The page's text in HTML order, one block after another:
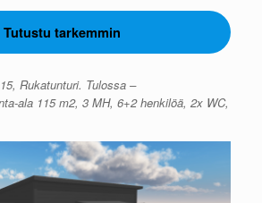
Tutustu tarkemmin
Rukatunturi. Tulossa –
ala 115 m2, 3 MH, 6+2 henkilöä, 2x WC,